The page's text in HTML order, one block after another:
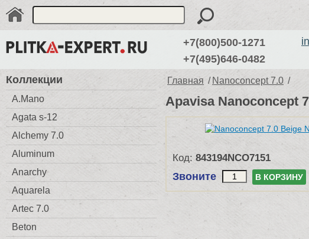
+7(800)500-1271
+7(495)646-0482
Коллекции
A.Mano
Agata s-12
Alchemy 7.0
Aluminum
Anarchy
Aquarela
Artec 7.0
Beton
Главная / Nanoconcept 7.0 /
Apavisa Nanoconcept
Код: 843194NCO7151
Звоните В КОРЗИНУ